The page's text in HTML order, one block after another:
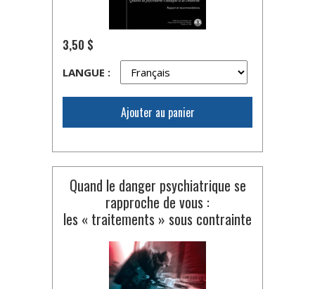
3,50 $
LANGUE :
Ajouter au panier
Quand le danger psychiatrique se
rapproche de vous :
les « traitements » sous contrainte